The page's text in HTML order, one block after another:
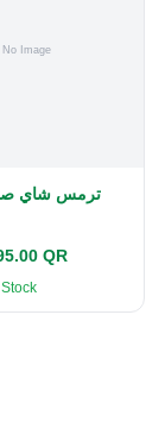
ترمس شاي
QR
Stock